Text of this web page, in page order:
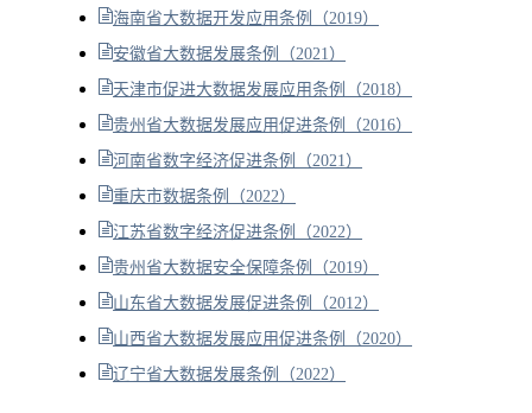
海南省大数据开发应用条例（2019）
安徽省大数据发展条例（2021）
天津市促进大数据发展应用条例（2018）
贵州省大数据发展应用促进条例（2016）
河南省数字经济促进条例（2021）
重庆市数据条例（2022）
江苏省数字经济促进条例（2022）
贵州省大数据安全保障条例（2019）
山东省大数据发展促进条例（2012）
山西省大数据发展应用促进条例（2020）
辽宁省大数据发展条例（2022）